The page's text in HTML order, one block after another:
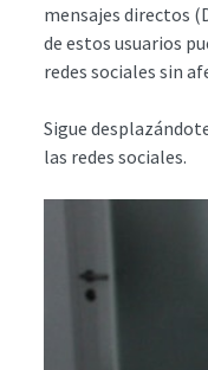
mensajes directos
de estos usuarios
redes sociales sin
Sigue
las redes sociales.